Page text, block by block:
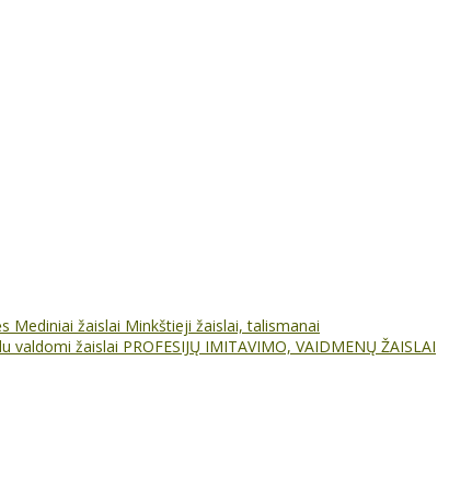
Mediniai žaislai Minkštieji žaislai, talismanai
valdomi žaislai PROFESIJŲ IMITAVIMO, VAIDMENŲ ŽAISLAI